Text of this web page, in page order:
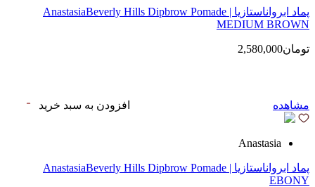
پماد ابرواناستازیا | AnastasiaBeverly Hills Dipbrow Pomade
MEDIUM BROWN
تومان2,580,000
مشاهده افزودن به سبد خرید
Anastasia
پماد ابرواناستازیا | AnastasiaBeverly Hills Dipbrow Pomade
EBONY